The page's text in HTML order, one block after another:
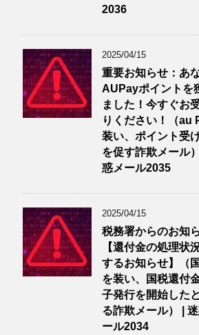
2036
2025/04/15
重要お知らせ：あ
AUPayポイントを
ました！今すぐお
りください！（au
装い、ポイント受
を促す詐欺メール
惑メール2035
2025/04/15
税務署からのお知
【還付金の処理状
するお知らせ】（
を装い、国税還付
子発行を開始した
る詐欺メール） |
ール2034